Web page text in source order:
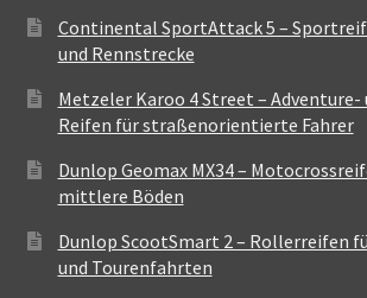
Continental SportAttack 5 –
und Rennstrecke
Metzeler Karoo 4 Street – Adventure-
Reifen für straßenorientierte Fahrer
Dunlop Geomax MX34 –
mittlere Böden
Dunlop ScootSmart 2 – Rollerreifen
und Tourenfahrten